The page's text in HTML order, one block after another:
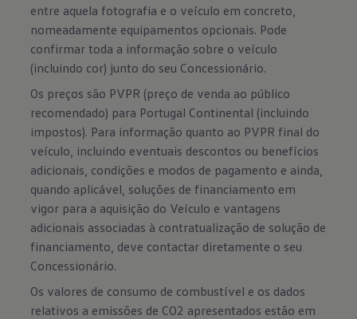
entre aquela fotografia e o veículo em concreto,
nomeadamente equipamentos opcionais. Pode
confirmar toda a informação sobre o veículo
(incluindo cor) junto do seu Concessionário.
Os preços são PVPR (preço de venda ao público
recomendado) para Portugal Continental (incluindo
impostos). Para informação quanto ao PVPR final do
veículo, incluindo eventuais descontos ou benefícios
adicionais, condições e modos de pagamento e ainda,
quando aplicável, soluções de financiamento em
vigor para a aquisição do Veículo e vantagens
adicionais associadas à contratualização de solução de
financiamento, deve contactar diretamente o seu
Concessionário.
Os valores de consumo de combustível e os dados
relativos a emissões de CO2 apresentados estão em